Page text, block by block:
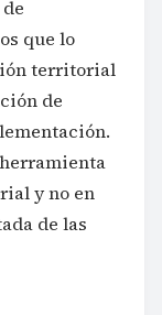
que lo
territorial
de
y no en
de las